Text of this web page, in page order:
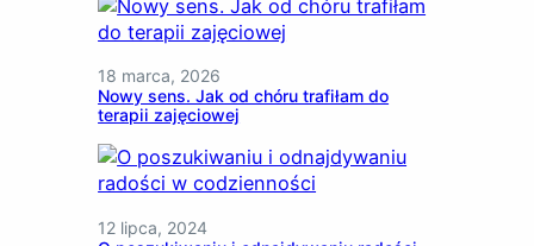
18 marca, 2026
Nowy sens. Jak od chóru trafiłam do
terapii zajęciowej
12 lipca, 2024